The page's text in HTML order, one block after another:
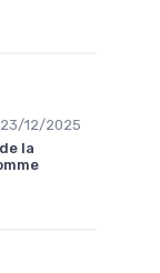
23/12/2025
la